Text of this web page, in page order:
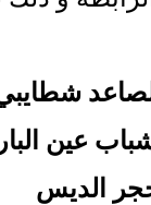
عين
الديس